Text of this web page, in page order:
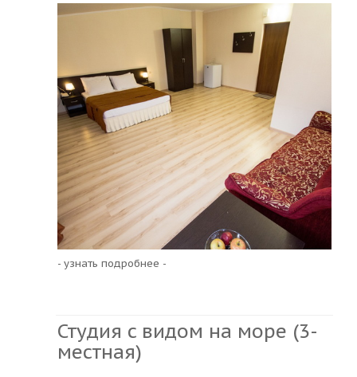
- узнать подробнее -
Студия c видом на море (3-
местная)